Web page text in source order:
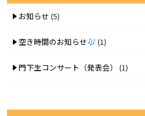
お知らせ (5)
空き時間のお知らせ (1)
門下生コンサート（発表会） (1)